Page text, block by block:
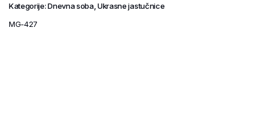
Kategorije:Dnevna soba,Ukrasne jastučnice
MG-427